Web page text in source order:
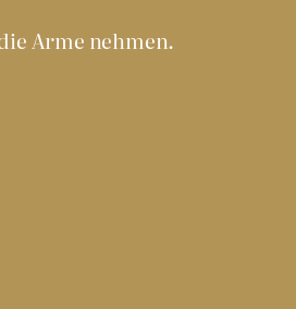
Arme nehmen.